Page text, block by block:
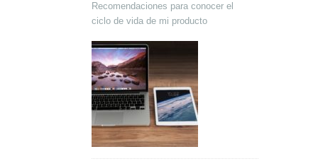
Recomendaciones para conocer el
ciclo de vida de mi producto